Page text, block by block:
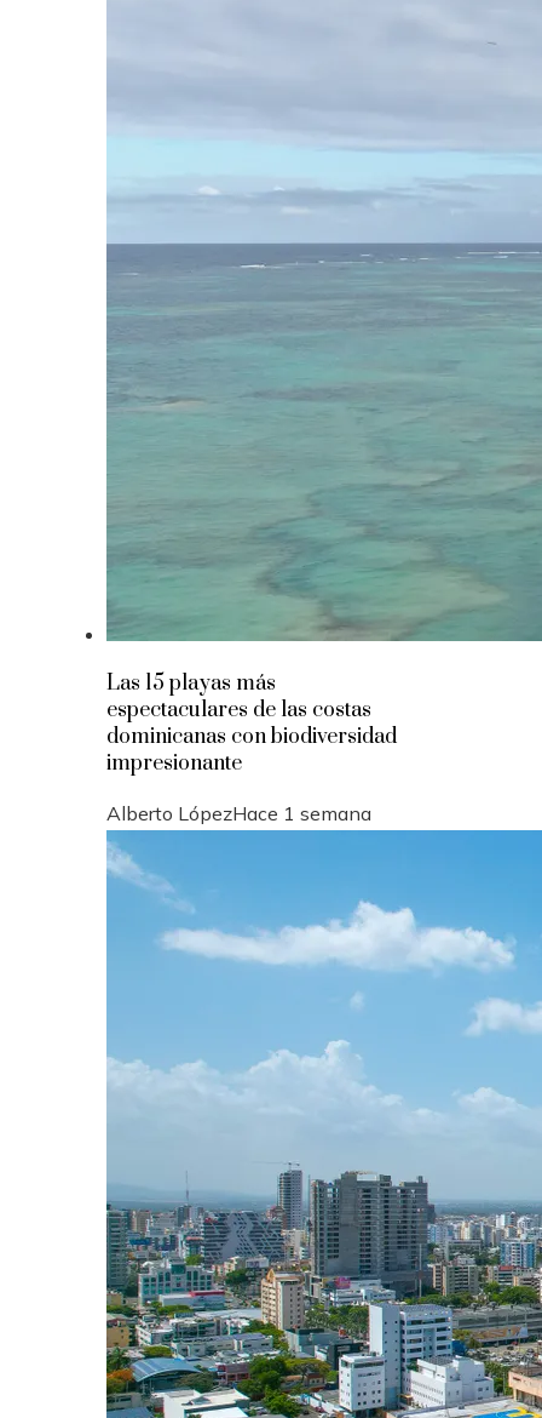
Las 15 playas más
espectaculares de las costas
dominicanas con biodiversidad
impresionante
Alberto LópezHace 1 semana